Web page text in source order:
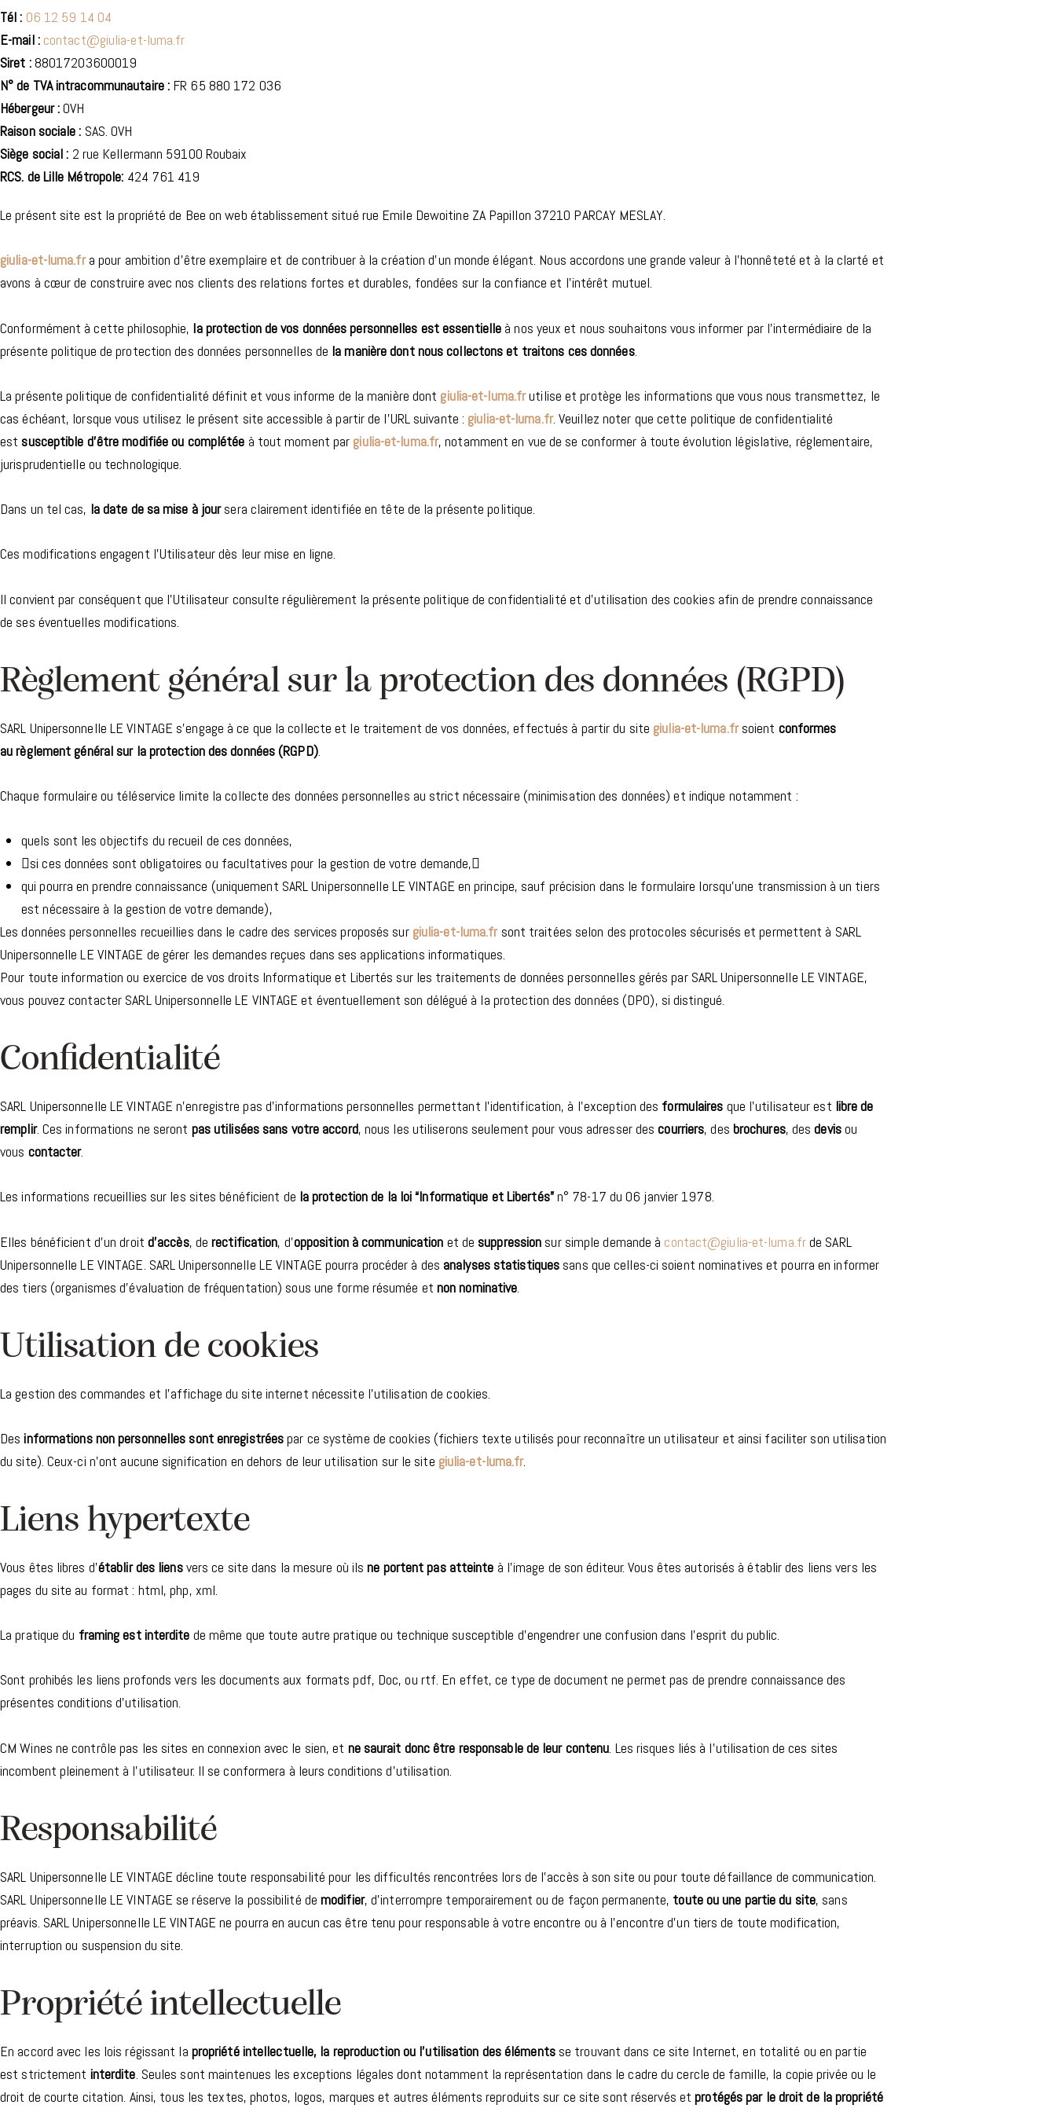
Tél : 06 12 59 14 04
E-mail : contact@giulia-et-luma.fr
Siret :88017203600019
N° de TVA intracommunautaire : FR 65 880 172 036
Hébergeur :OVH
Raison sociale : SAS. OVH
Siège social : 2 rue Kellermann 59100 Roubaix
RCS. de Lille Métropole: 424 761 419
Le présent site est la propriété de Bee on web établissement situé rue Emile Dewoitine ZA Papillon 37210 PARCAY MESLAY.
giulia-et-luma.fr a pour ambition d’être exemplaire et de contribuer à la création d’un monde élégant. Nous accordons une grande valeur à l’honnêteté et à la clarté et
avons à cœur de construire avec nos clients des relations fortes et durables, fondées sur la confiance et l’intérêt mutuel.
Conformément à cette philosophie, la protection de vos données personnelles est essentielle à nos yeux et nous souhaitons vous informer par l’intermédiaire de la
présente politique de protection des données personnelles de la manière dont nous collectons et traitons ces données.
La présente politique de confidentialité définit et vous informe de la manière dont giulia-et-luma.frutilise et protège les informations que vous nous transmettez, le
cas échéant, lorsque vous utilisez le présent site accessible à partir de l’URL suivante : giulia-et-luma.fr. Veuillez noter que cette politique de confidentialité
est susceptible d’être modifiée ou complétée à tout moment par giulia-et-luma.fr, notamment en vue de se conformer à toute évolution législative, réglementaire,
jurisprudentielle ou technologique.
Dans un tel cas, la date de sa mise à joursera clairement identifiée en tête de la présente politique.
Ces modifications engagent l’Utilisateur dès leur mise en ligne.
Il convient par conséquent que l’Utilisateur consulte régulièrement la présente politique de confidentialité et d’utilisation des cookies afin de prendre connaissance
de ses éventuelles modifications.
Règlement général sur la protection des données (RGPD)
SARL Unipersonnelle LE VINTAGE s’engage à ce que la collecte et le traitement de vos données, effectués à partir du site giulia-et-luma.frsoient conformes
aurèglement général sur la protection des données (RGPD).
Chaque formulaire ou téléservice limite la collecte des données personnelles au strict nécessaire (minimisation des données) et indique notamment :
quels sont les objectifs du recueil de ces données,
si ces données sont obligatoires ou facultatives pour la gestion de votre demande,
qui pourra en prendre connaissance (uniquement SARL Unipersonnelle LE VINTAGE en principe, sauf précision dans le formulaire lorsqu’une transmission à un tiers
est nécessaire à la gestion de votre demande),
Les données personnelles recueillies dans le cadre des services proposés sur giulia-et-luma.frsont traitées selon des protocoles sécurisés et permettent à SARL
Unipersonnelle LE VINTAGE de gérer les demandes reçues dans ses applications informatiques.
Pour toute information ou exercice de vos droits Informatique et Libertés sur les traitements de données personnelles gérés par SARL Unipersonnelle LE VINTAGE,
vous pouvez contacter SARL Unipersonnelle LE VINTAGE et éventuellement son délégué à la protection des données (DPO), si distingué.
Confidentialité​
SARL Unipersonnelle LE VINTAGE n’enregistre pas d’informations personnelles permettant l’identification, à l’exception des formulaires que l’utilisateur est libre de
remplir. Ces informations ne seront pas utilisées sans votre accord, nous les utiliserons seulement pour vous adresser descourriers, des brochures, desdevisou
vous contacter.
Les informations recueillies sur les sites bénéficient de la protection de la loi “Informatique et Libertés”n° 78-17 du 06 janvier 1978.
Elles bénéficient d’un droit d’accès, derectification, d’opposition à communication et de suppression sur simple demande à contact@giulia-et-luma.frde SARL
Unipersonnelle LE VINTAGE. SARL Unipersonnelle LE VINTAGE pourra procéder à des analyses statistiques sans que celles-ci soient nominatives et pourra en informer
des tiers (organismes d’évaluation de fréquentation) sous une forme résumée et non nominative
Utilisation de cookies​
La gestion des commandes et l’affichage du site internet nécessite l’utilisation de cookies.
Desinformations non personnelles sont enregistréespar ce système de cookies (fichiers texte utilisés pour reconnaître un utilisateur et ainsi faciliter son utilisation
du site). Ceux-ci n’ont aucune signification en dehors de leur utilisation sur le site giulia-et-luma.fr.
Liens hypertexte​
Vous êtes libres d’établir des liensvers ce site dans la mesure où ilsne portent pas atteinte à l’image de son éditeur. Vous êtes autorisés à établir des liens vers les
pages du site au format : html, php, xml.
La pratique du framing est interdite de même que toute autre pratique ou technique susceptible d’engendrer une confusion dans l’esprit du public.
Sont prohibés les liens profonds vers les documents aux formats pdf, Doc, ou rtf. En effet, ce type de document ne permet pas de prendre connaissance des
présentes conditions d’utilisation.
CM Wines ne contrôle pas les sites en connexion avec le sien, et ne saurait donc être responsable de leur contenu . Les risques liés à l’utilisation de ces sites
incombent pleinement à l’utilisateur. Il se conformera à leurs conditions d’utilisation.
Responsabilité​
SARL Unipersonnelle LE VINTAGE décline toute responsabilité pour les difficultés rencontrées lors de l’accès à son site ou pour toute défaillance de communication.
SARL Unipersonnelle LE VINTAGE se réserve la possibilité demodifier, d’interrompre temporairement ou de façon permanente, toute ou une partie du site, sans
préavis. SARL Unipersonnelle LE VINTAGE ne pourra en aucun cas être tenu pour responsable à votre encontre ou à l’encontre d’un tiers de toute modification,
interruption ou suspension du site.
Propriété intellectuelle​
En accord avec les lois régissant la propriété intellectuelle, la reproduction ou l’utilisation des élémentsse trouvant dans ce site Internet, en totalité ou en partie
est strictement interdite . Seules sont maintenues les exceptions légales dont notamment la représentation dans le cadre du cercle de famille, la copie privée ou le
droit de courte citation. Ainsi, tous les textes, photos, logos, marques et autres éléments reproduits sur ce site sont réservés etprotégés par le droit de la propriété